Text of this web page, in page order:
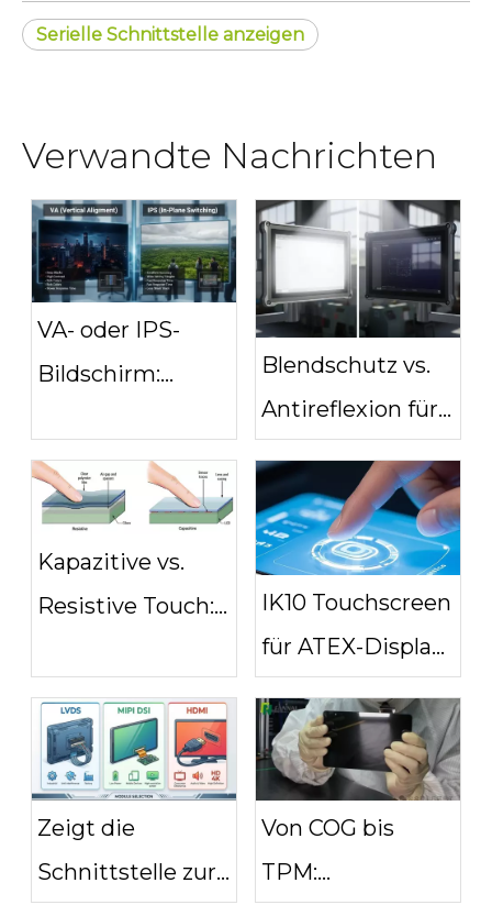
Serielle Schnittstelle anzeigen
Verwandte Nachrichten
VA- oder IPS-
Bildschirm:
Technologie ist
die richtige für
Sie?
Blendschutz vs.
Antireflexion für
Touch-Displays
Kapazitive vs.
Resistive Touch:
IK10 Touchscreen
für ATEX-Display
| Industrielle
Touch-Lösungen
von FANNAL
Zeigt die
Schnittstelle zur
Von COG bis
TPM: